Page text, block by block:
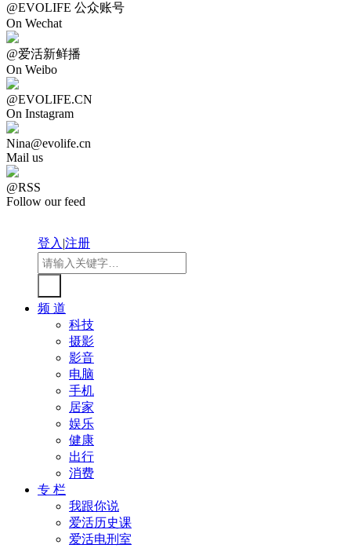
@EVOLIFE 公众账号
On Wechat
@爱活新鲜播
On Weibo
@EVOLIFE.CN
On Instagram
Nina@evolife.cn
Mail us
@RSS
Follow our feed
登入|注册
频 道
科技
摄影
影音
电脑
手机
居家
娱乐
健康
出行
消费
专 栏
我跟你说
爱活历史课
爱活电刑室